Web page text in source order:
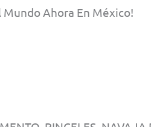
Mundo Ahora En México!